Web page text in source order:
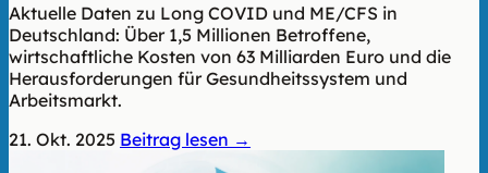
Aktuelle Daten zu Long COVID und ME/CFS in
Deutschland: Über 1,5 Millionen Betroffene,
wirtschaftliche Kosten von 63 Milliarden Euro und die
Herausforderungen für Gesundheitssystem und
Arbeitsmarkt.
21. Okt. 2025 Beitrag lesen →